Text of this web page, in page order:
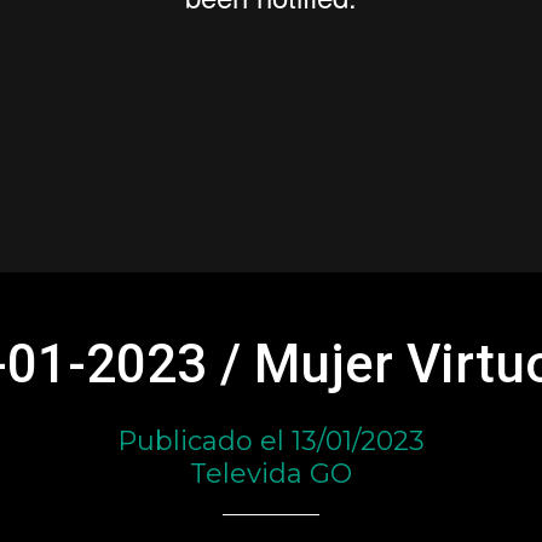
2023 / Mujer
Publicado el 13/01/2023
Televida GO